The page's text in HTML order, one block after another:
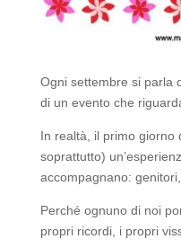
Ogni settembre si parla
di un evento che
In realtà, il primo giorno
soprattutto)
accompagnano:
Perché ognuno di noi
propri ricordi, i propri